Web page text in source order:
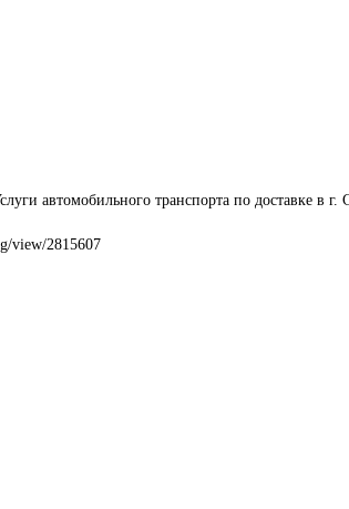
автомобильного транспорта по доставке в
view/2815607